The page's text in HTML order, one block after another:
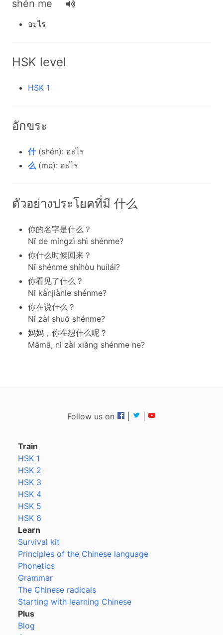
shén me
อะไร
HSK level
HSK 1
อักขระ
什(shén): อะไร
么 (me): อะไร
ตัวอย่างประโยคที่มี 什么
你的名字是什么？
Nǐ de míngzì shì shénme?
你什么时候回来？
Nǐ shénme shíhòu huílái?
你看见了什么？
Nǐ kànjiànle shénme?
你在说什么？
Nǐ zài shuō shénme?
妈妈，你在想什么呢？
Māmā, nǐ zài xiǎng shénme ne?
Follow us on
Train
HSK 1
HSK 2
HSK 3
HSK 4
HSK 5
HSK 6
Learn
Survival kit
Principles of the Chinese language
Phonetics
Grammar
The Chinese radicals
Starting with learning Chinese
Plus
Blog